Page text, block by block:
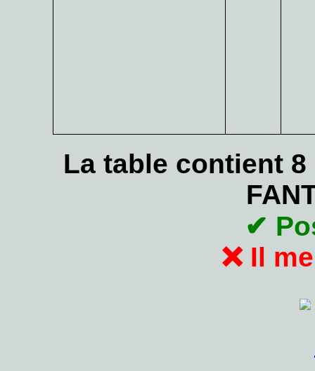
La table contient 8
✔
❌ Il